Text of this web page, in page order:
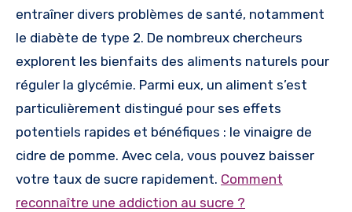
entraîner divers problèmes de santé, notamment
le diabète de type 2. De nombreux chercheurs
explorent les bienfaits des aliments naturels pour
réguler la glycémie. Parmi eux, un aliment s’est
particulièrement distingué pour ses effets
potentiels rapides et bénéfiques : le vinaigre de
cidre de pomme. Avec cela, vous pouvez baisser
votre taux de sucre rapidement. Comment
reconnaître une addiction au sucre ?